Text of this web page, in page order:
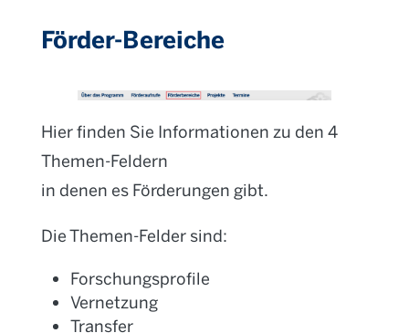
Förder-Bereiche
Hier finden Sie Informationen zu den 4
Themen-Feldern
in denen es Förderungen gibt.
Die Themen-Felder sind:
Forschungsprofile
Vernetzung
Transfer